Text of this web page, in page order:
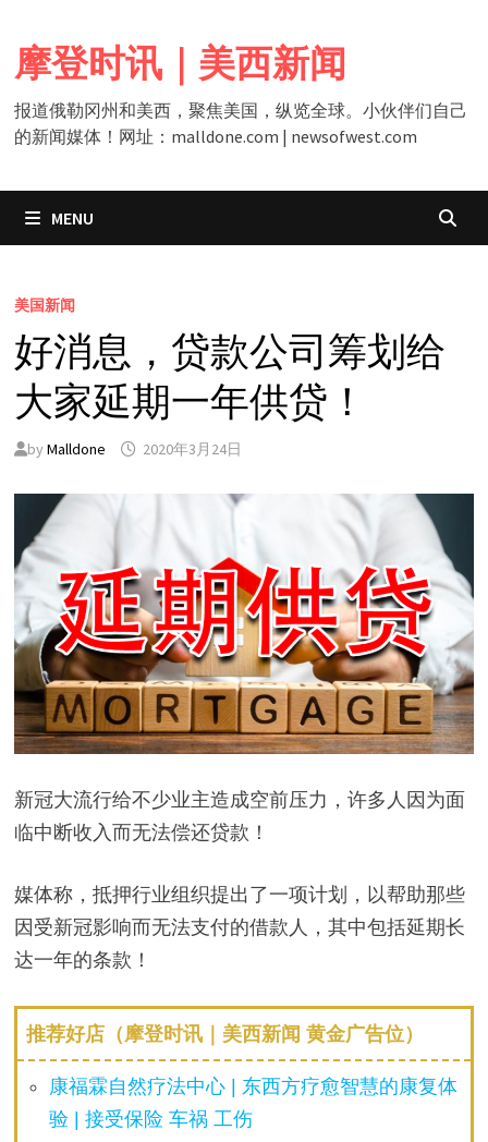
content
摩登时讯｜美西新闻
报道俄勒冈州和美西，聚焦美国，纵览全球。小伙伴们自己
的新闻媒体！网址：malldone.com | newsofwest.com
MENU
美国新闻
好消息，贷款公司筹划给
大家延期一年供贷！
by Malldone 2020年3月24日
新冠大流行给不少业主造成空前压力，许多人因为面
临中断收入而无法偿还贷款！
媒体称，抵押行业组织提出了一项计划，以帮助那些
因受新冠影响而无法支付的借款人，其中包括延期长
达一年的条款！
推荐好店（摩登时讯｜美西新闻 黄金广告位）
康福霖自然疗法中心 | 东西方疗愈智慧的康复体
验 | 接受保险 车祸 工伤